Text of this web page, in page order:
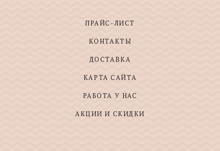
ПРАЙС-ЛИСТ
КОНТАКТЫ
ДОСТАВКА
КАРТА САЙТА
РАБОТА У НАС
АКЦИИ И СКИДКИ